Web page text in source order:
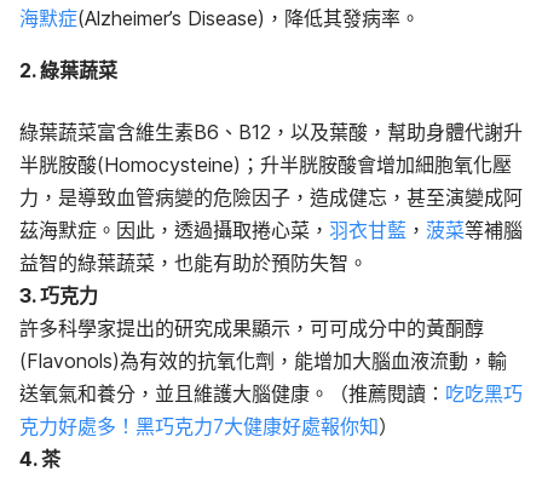
海默症(Alzheimer’s Disease)，降低其發病率。
2. 綠葉蔬菜
綠葉蔬菜富含維生素B6、B12，以及葉酸，幫助身體代謝升
半胱胺酸(Homocysteine)；升半胱胺酸會增加細胞氧化壓
力，是導致血管病變的危險因子，造成健忘，甚至演變成阿
茲海默症。因此，透過攝取捲心菜， 羽衣甘藍 ， 菠菜等補腦
益智的綠葉蔬菜，也能有助於預防失智。
3. 巧克力
許多科學家提出的研究成果顯示，可可成分中的黃酮醇
(Flavonols)為有效的抗氧化劑，能增加大腦血液流動，輸
送氧氣和養分，並且維護大腦健康。（推薦閱讀： 吃吃黑巧
克力好處多！黑巧克力7大健康好處報你知）
4. 茶